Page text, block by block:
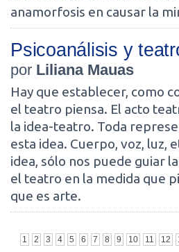
anamorfosis en causar la
Psicoanálisis y
por Liliana Mauas
Hay que establecer, como
el teatro piensa. El acto
la idea-teatro. Toda
esta idea. Cuerpo, voz, luz,
idea, sólo nos puede guiar
el teatro en la medida que
que es arte.
1 2 3 4 5 6 7 8 9 10 11 12